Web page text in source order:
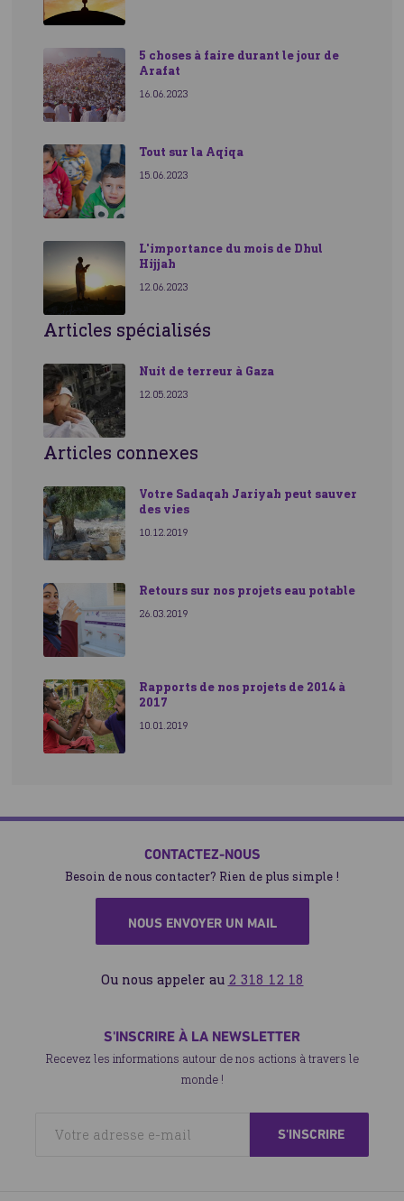
5 choses à faire durant le jour de
Arafat
16.06.2023
Tout sur la Aqiqa
15.06.2023
L'importance du mois de Dhul
Hijjah
12.06.2023
Articles spécialisés
Nuit de terreur à Gaza
12.05.2023
Articles connexes
Votre Sadaqah Jariyah peut sauver
des vies
10.12.2019
Retours sur nos projets eau potable
26.03.2019
Rapports de nos projets de 2014 à
2017
10.01.2019
CONTACTEZ-NOUS
Besoin de nous contacter? Rien de plus simple !
NOUS ENVOYER UN MAIL
Ou nous appeler au 2 318 12 18
S'INSCRIRE À LA NEWSLETTER
Recevez les informations autour de nos actions à travers le
monde !